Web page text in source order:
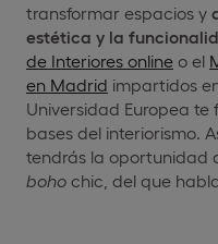
transformar espacios y
estética y la
de Interiores online o el
en Madrid impartidos
Universidad Europea
bases del interiorismo.
tendrás la oportunidad
boho chic, del que